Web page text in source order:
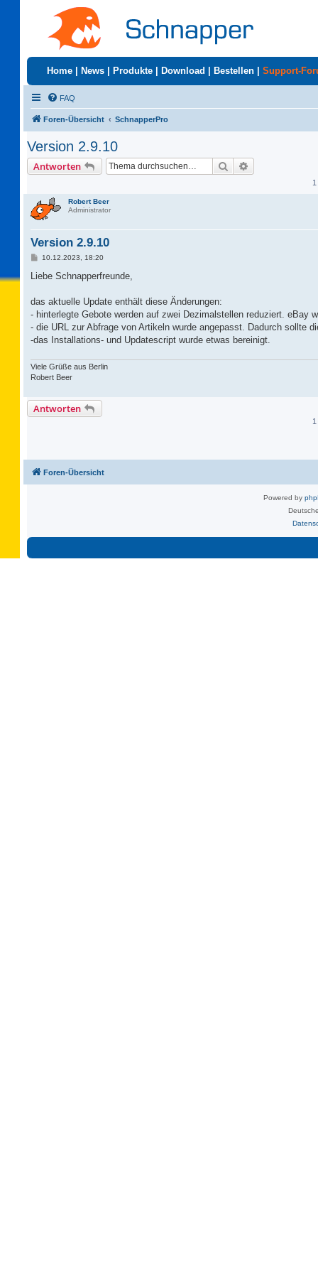
Home News Produkte Download Bestellen Support-
FAQ
Foren-Übersicht SchnapperPro
Version 2.9.10
Antworten Suche
Robert Beer
Administrator
Version 2.9.10
B
i
a
10.12.2023, 18:20
Liebe Schnapperfreunde,
das aktuelle Update enthält diese Änderungen:
- hinterlegte Gebote werden auf zwei Dezimalstellen reduziert.
- die URL zur Abfrage von Artikeln wurde angepasst. Dadurch sollte
-das Installations- und Updatescript wurde etwas bereinigt.
Viele Grüße aus Berlin
Robert Beer
Antworten
Foren-Übersicht
Powered by